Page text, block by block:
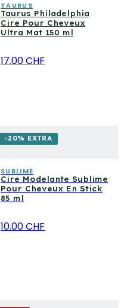
TAURUS
Taurus Philadelphia
Cire Pour Cheveux
Ultra Mat 150 ml
17.00 CHF
-20% EXTRA
SUBLIME
Cire Modelante Sublime
Pour Cheveux En Stick
85 ml
10.00 CHF